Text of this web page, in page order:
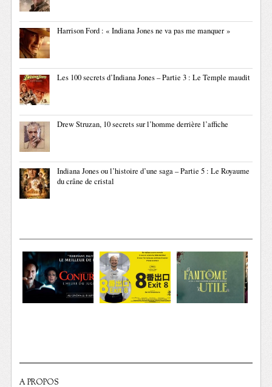
Harrison Ford : « Indiana Jones ne va pas me manquer »
Les 100 secrets d’Indiana Jones – Partie 3 : Le Temple maudit
Drew Struzan, 10 secrets sur l’homme derrière l’affiche
Indiana Jones ou l’histoire d’une saga – Partie 5 : Le Royaume
du crâne de cristal
A PROPOS